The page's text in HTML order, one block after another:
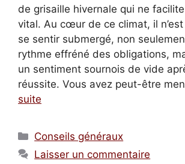
de grisaille hivernale qui ne facilite
vital. Au cœur de ce climat, il
se sentir submergé, non
rythme effréné des obligations,
un sentiment sournois de vide
réussite. Vous avez peut-être
suite
Catégories
Conseils généraux
Laisser un commentaire